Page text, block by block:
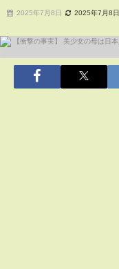
2025年7月8日 2025年7月8日